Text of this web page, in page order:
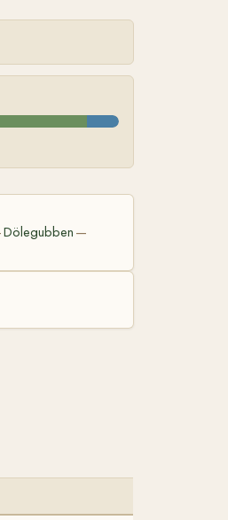
Dölegubben —